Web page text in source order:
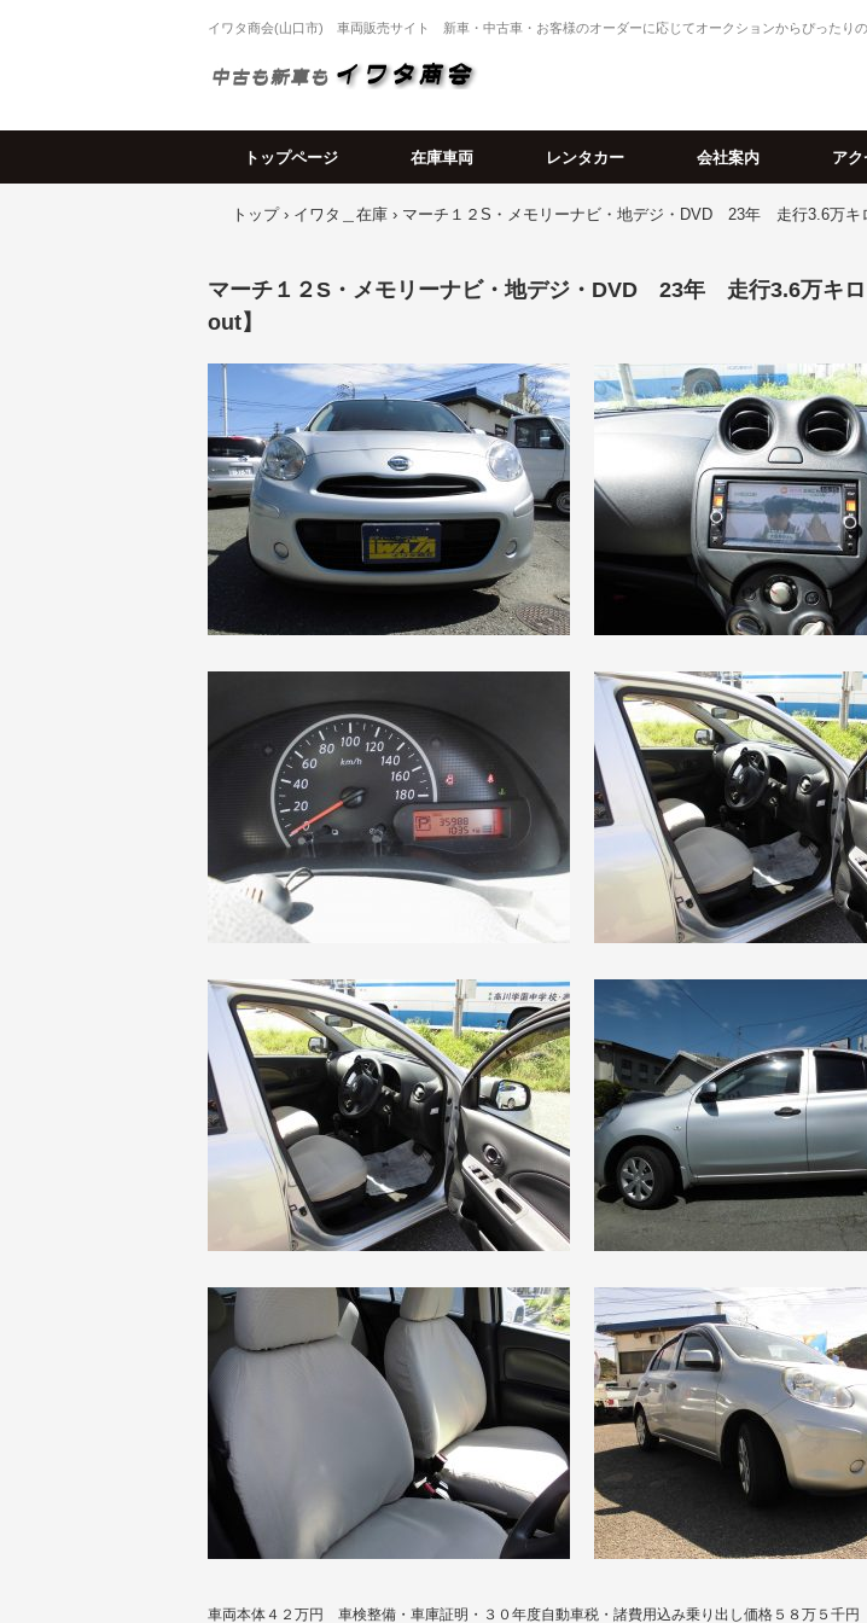
イワタ商会(山口市) 車両販売サイト 新車・中古車・お客様のオーダーに応じてオークションからぴったりの
トップページ 在庫車両 レンタカー 会社案内 アク
トップ › イワタ＿在庫 › マーチ１２S・メモリーナビ・地デジ・DVD 23年 走行3.6万キ
マーチ１２S・メモリーナビ・地デジ・DVD 23年 走行3.6万キ
out】
車両本体４２万円 車検整備・車庫証明・３０年度自動車税・諸費用込み乗り出し価格５８万５千円